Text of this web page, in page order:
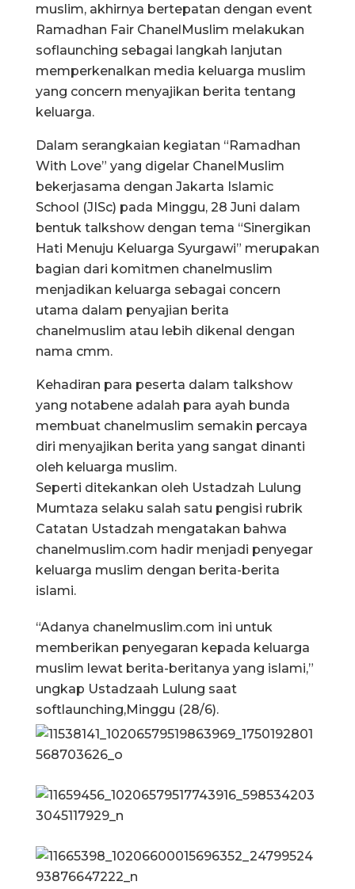
muslim, akhirnya bertepatan dengan event
Ramadhan Fair ChanelMuslim melakukan
soflaunching sebagai langkah lanjutan
memperkenalkan media keluarga muslim
yang concern menyajikan berita tentang
keluarga.
Dalam serangkaian kegiatan “Ramadhan
With Love” yang digelar ChanelMuslim
bekerjasama dengan Jakarta Islamic
School (JISc) pada Minggu, 28 Juni dalam
bentuk talkshow dengan tema “Sinergikan
Hati Menuju Keluarga Syurgawi” merupakan
bagian dari komitmen chanelmuslim
menjadikan keluarga sebagai concern
utama dalam penyajian berita
chanelmuslim atau lebih dikenal dengan
nama cmm.
Kehadiran para peserta dalam talkshow
yang notabene adalah para ayah bunda
membuat chanelmuslim semakin percaya
diri menyajikan berita yang sangat dinanti
oleh keluarga muslim.
Seperti ditekankan oleh Ustadzah Lulung
Mumtaza selaku salah satu pengisi rubrik
Catatan Ustadzah mengatakan bahwa
chanelmuslim.com hadir menjadi penyegar
keluarga muslim dengan berita-berita
islami.
“Adanya chanelmuslim.com ini untuk
memberikan penyegaran kepada keluarga
muslim lewat berita-beritanya yang islami,”
ungkap Ustadzaah Lulung saat
softlaunching,Minggu (28/6).